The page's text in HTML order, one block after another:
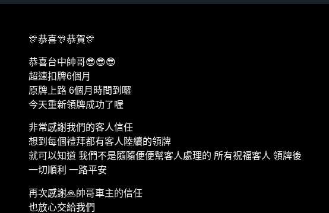
🎊恭喜🎊恭賀🎊
恭喜台中帥哥😎😎😎
超速扣牌6個月
原牌上路 6個月時間到囉
今天重新領牌成功了喔
非常感謝我們的客人信任
想到每個禮拜都有客人陸續的領牌
就可以知道 我們不是隨隨便便幫客人處理的 所有祝福客人 領牌後
一切順利 一路平安
再次感謝🙏帥哥車主的信任
也放心交給我們